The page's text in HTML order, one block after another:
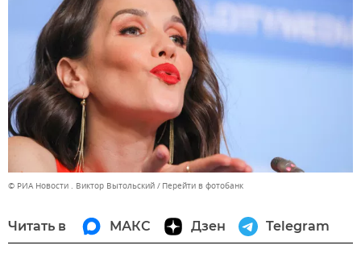
© РИА Новости . Виктор Вытольский Перейти в фотобанк
Читать в МАКС Дзен Telegram